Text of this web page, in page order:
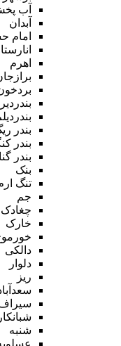
آب
آبدان
امام
اهرم
بندردیر
بندر
بندر
بندر
بنک
تنگ
جم
چغادک
خارک
دالکی
دلوار
ریز
شنبه